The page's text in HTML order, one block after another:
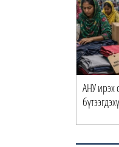
АНУ ирэх